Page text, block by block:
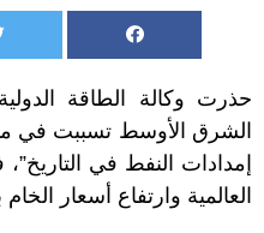
حذرت وكالة الطاقة
الشرق الأوسط تسببت في
إمدادات النفط في
العالمية وارتفاع أسعار